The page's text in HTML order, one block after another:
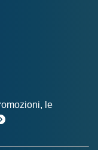
le